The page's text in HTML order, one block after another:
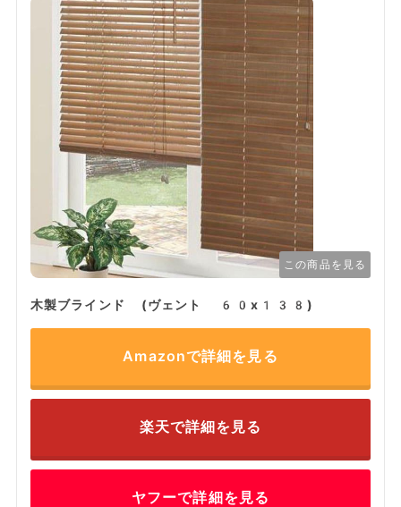
この商品を見る
木製ブラインド (ヴェント 60x138)
Amazonで詳細を見る
楽天で詳細を見る
ヤフーで詳細を見る